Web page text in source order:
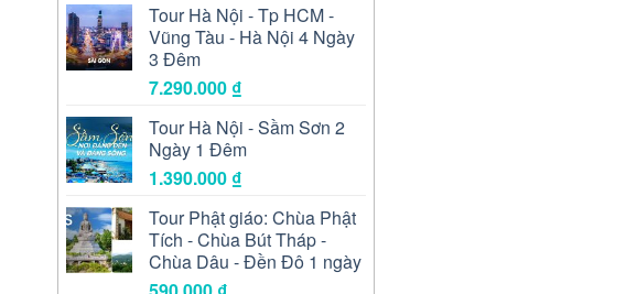
Tour Hà Nội - Tp HCM -
Vũng Tàu - Hà Nội 4 Ngày
3 Đêm
7.290.000 ₫
Tour Hà Nội - Sầm Sơn 2
Ngày 1 Đêm
1.390.000 ₫
Tour Phật giáo: Chùa Phật
Tích - Chùa Bút Tháp -
Chùa Dâu - Đền Đô 1 ngày